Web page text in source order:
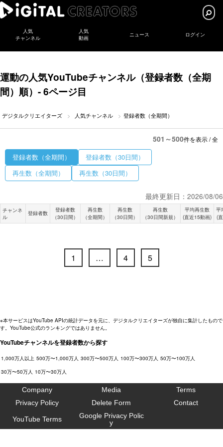
人気
チャンネル
人気
動画
ニュース ログイン
運動の人気YouTubeチャンネル（登録者数（全期
間）順）- 6ページ目
デジタルクリエイターズ 人気チャンネル 登録者数（全期間）
501～500件を表示 / 全
登録者数（全期間）
登録者数（30日間）
再生数（全期間）
再生数（30日間）
最終更新日：2026/08/06
チャンネ
ル
登録者数
登録者数
（30日間）
再生数
（全期間）
再生数
（30日間）
再生数
（30日間新規）
平均再生数
(直近15動画)
平
(
1 … 4 5
※本サービスはYouTube APIの統計データを元に、デジタルクリエイターズが独自に集計したもので
す。YouTube公式のランキングではありません。
YouTubeチャンネルを登録者数から探す
1,000万人以上 500万〜1,000万人 300万〜500万人 100万〜300万人 50万〜100万人
30万〜50万人 10万〜30万人
Company Media
Terms
Privacy Policy
Delete Form Contact
YouTube Terms
Google Privacy Polic
y